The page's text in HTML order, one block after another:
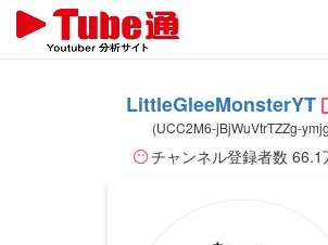
LittleGleeMonsterYT
(UCC2M6-jBjWuVtrTZZg-
チャンネル登録者数 66.1